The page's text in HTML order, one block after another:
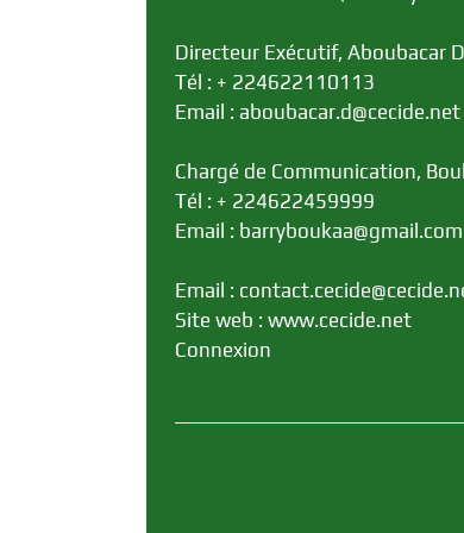
Directeur Exécutif, Aboubacar
Tél : + 224622110113
Email : aboubacar.d@cecide.net
Chargé de Communication,
Tél : + 224622459999
Email : barryboukaa@gmail.com
Email :
Site web : www.cecide.net
Connexion